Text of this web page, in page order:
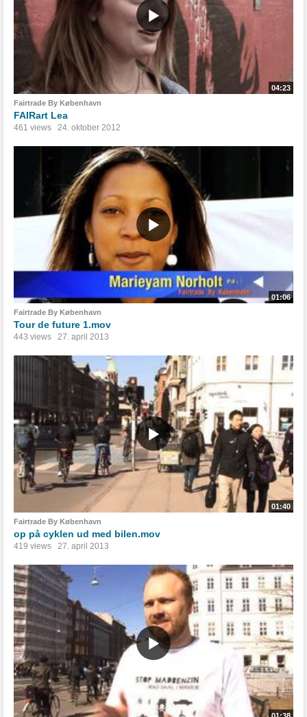
04:23
Fairtrade By København
FAIRart Lea
461 views 24. oktober 2012
01:06
Fairtrade By København
Tour de future 1.mov
443 views 27. april 2013
01:40
Fairtrade By København
op på cyklen ud med bilen.mov
419 views 27. april 2013